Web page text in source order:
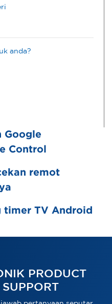
anda?
Google
Control
remot
timer TV Android
PRODUCT